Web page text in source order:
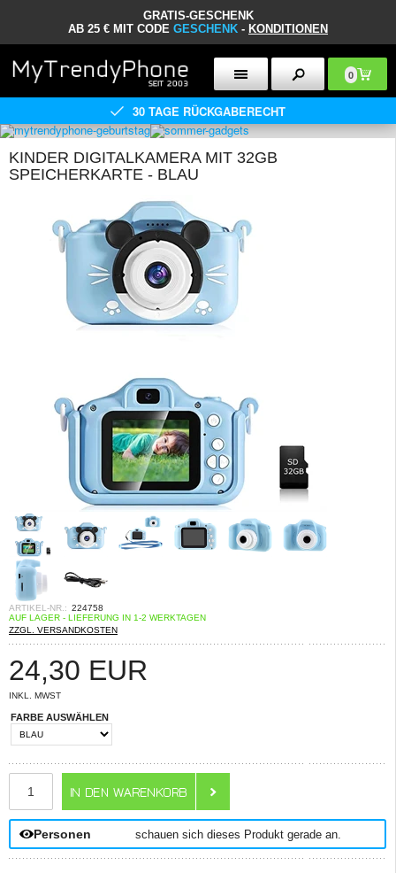
GRATIS-GESCHENK
AB 25 € MIT CODE GESCHENK - KONDITIONEN
0
30 TAGE RÜCKGABERECHT
KINDER DIGITALKAMERA MIT 32GB
SPEICHERKARTE - BLAU
ARTIKEL-NR.: 224758
AUF LAGER - LIEFERUNG IN 1-2 WERKTAGEN
ZZGL. VERSANDKOSTEN
24,30 EUR
INKL. MWST
FARBE AUSWÄHLEN
Personen schauen sich dieses Produkt gerade an.